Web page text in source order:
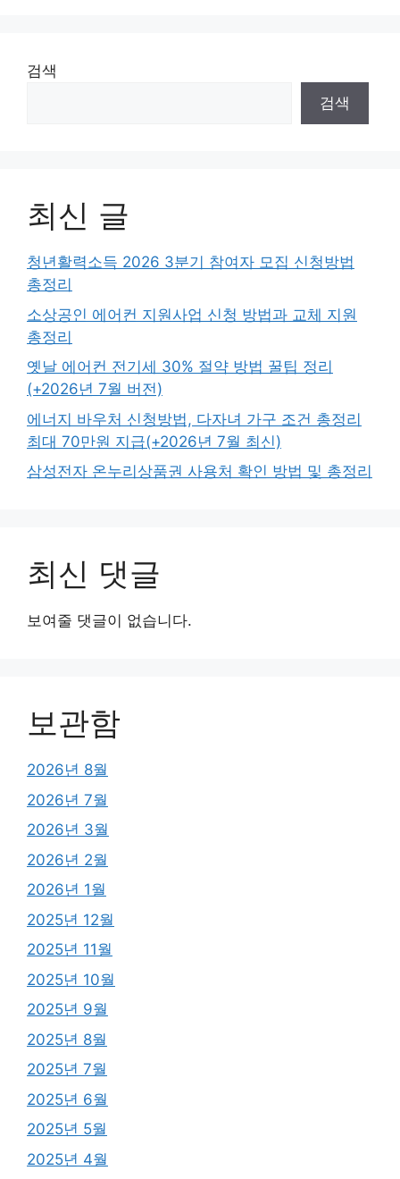
검색
검색
최신 글
청년활력소득 2026 3분기 참여자 모집 신청방법
총정리
소상공인 에어컨 지원사업 신청 방법과 교체 지원
총정리
옛날 에어컨 전기세 30% 절약 방법 꿀팁 정리
(+2026년 7월 버전)
에너지 바우처 신청방법, 다자녀 가구 조건 총정리
최대 70만원 지급(+2026년 7월 최신)
삼성전자 온누리상품권 사용처 확인 방법 및 총정리
최신 댓글
보여줄 댓글이 없습니다.
보관함
2026년 8월
2026년 7월
2026년 3월
2026년 2월
2026년 1월
2025년 12월
2025년 11월
2025년 10월
2025년 9월
2025년 8월
2025년 7월
2025년 6월
2025년 5월
2025년 4월